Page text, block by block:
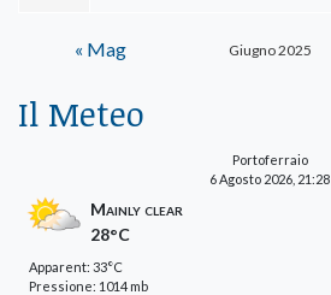
Giugno 2025
« Mag
Il Meteo
Portoferraio
6 Agosto 2026, 21:28
Mainly clear
28°C
Apparent: 33°C
Pressione: 1014 mb